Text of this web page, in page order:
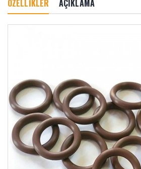
ÖZELLİKLER AÇIKLAMA